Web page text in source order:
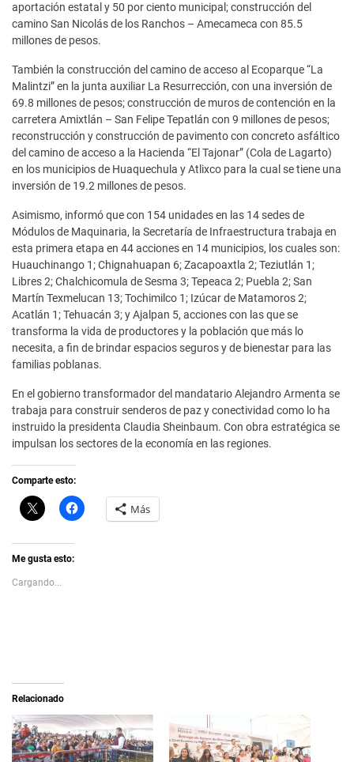
aportación estatal y 50 por ciento municipal; construcción del
camino San Nicolás de los Ranchos – Amecameca con 85.5
millones de pesos.
También la construcción del camino de acceso al Ecoparque “La
Malintzi” en la junta auxiliar La Resurrección, con una inversión de
69.8 millones de pesos; construcción de muros de contención en la
carretera Amixtlán – San Felipe Tepatlán con 9 millones de pesos;
reconstrucción y construcción de pavimento con concreto asfáltico
del camino de acceso a la Hacienda “El Tajonar” (Cola de Lagarto)
en los municipios de Huaquechula y Atlixco para la cual se tiene una
inversión de 19.2 millones de pesos.
Asimismo, informó que con 154 unidades en las 14 sedes de
Módulos de Maquinaria, la Secretaría de Infraestructura trabaja en
esta primera etapa en 44 acciones en 14 municipios, los cuales son:
Huauchinango 1; Chignahuapan 6; Zacapoaxtla 2; Teziutlán 1;
Libres 2; Chalchicomula de Sesma 3; Tepeaca 2; Puebla 2; San
Martín Texmelucan 13; Tochimilco 1; Izúcar de Matamoros 2;
Acatlán 1; Tehuacán 3; y Ajalpan 5, acciones con las que se
transforma la vida de productores y la población que más lo
necesita, a fin de brindar espacios seguros y de bienestar para las
familias poblanas.
En el gobierno transformador del mandatario Alejandro Armenta se
trabaja para construir senderos de paz y conectividad como lo ha
instruido la presidenta Claudia Sheinbaum. Con obra estratégica se
impulsan los sectores de la economía en las regiones.
Comparte esto:
C
l
k
t
s
h
e
b
r
e
e
n
u
H
a
e
n
F
a
c
Más
Me gusta esto:
Cargando...
Relacionado